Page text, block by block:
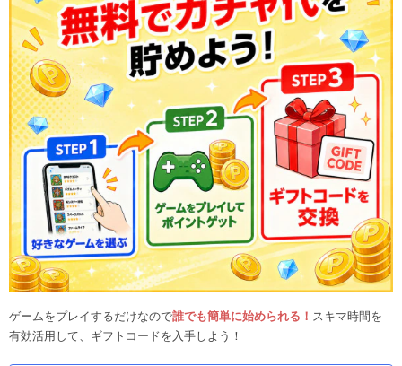
ゲームをプレイするだけなので誰でも簡単に始められる！ スキマ時間を
有効活用して、ギフトコードを入手しよう！